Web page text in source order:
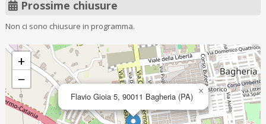
Prossime chiusure
Non ci sono chiusure in programma.
Flavio Gioia 5, 90011 Bagheria (PA) ×
+
−